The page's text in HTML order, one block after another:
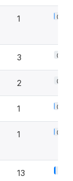
1 0.1%
3 0.4%
2 0.3%
1 0.1%
1 0.1%
13